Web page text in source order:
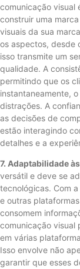
comunicação visual
construir uma
visuais da sua
os aspectos, desde
isso transmite um
qualidade. A
permitindo que os
instantaneamente,
distrações. A
as decisões de
estão interagindo
detalhes e a
7. Adaptabilidade
versátil e deve se
tecnológicas. Com
e outras
consomem
comunicação visual
em várias
Isso envolve não
garantir que esses